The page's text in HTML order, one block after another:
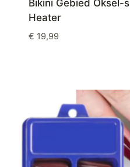
Bikini Gebied Oksel-
Heater
€ 19,99